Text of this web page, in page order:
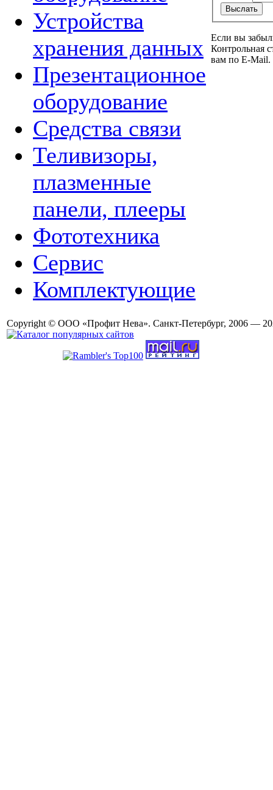
Устройства
хранения данных
Презентационное
оборудование
Средства связи
Теливизоры,
плазменные
панели, плееры
Фототехника
Сервис
Комплектующие
Если вы
Контрольная
вам по E-Mail.
Copyright © ООО «Профит Нева». Санкт-Петербург, 2006 —